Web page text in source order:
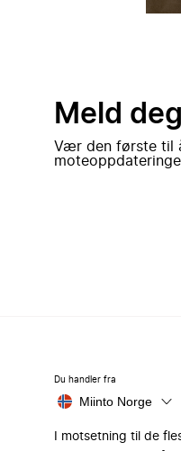
Meld
Vær den første til
Du handler fra
Miinto Norge
I motsetning til de